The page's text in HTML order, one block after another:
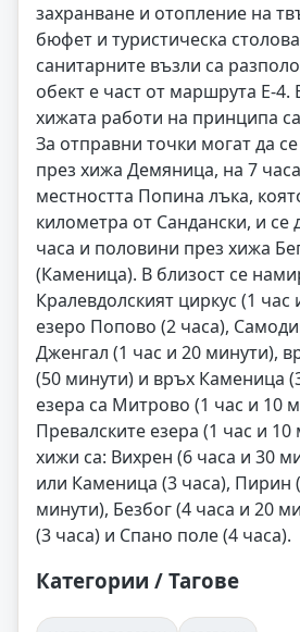
захранване и отопление на
бюфет и туристическа
санитарните възли са
обект е част от маршрута Е-4.
хижата работи на принципа
За отправни точки могат да
през хижа Демяница, на 7
местността Попина лъка,
километра от Сандански, и се
часа и половини през хижа
(Каменица). В близост се
Кралевдолският циркус (1 час
езеро Попово (2 часа),
Дженгал (1 час и 20 минути),
(50 минути) и връх Каменица
езера са Митрово (1 час и 10
Превалските езера (1 час и
хижи са: Вихрен (6 часа и 30
или Каменица (3 часа), Пирин
минути), Безбог (4 часа и 20
(3 часа) и Спано поле (4 часа).
Категории / Тагове